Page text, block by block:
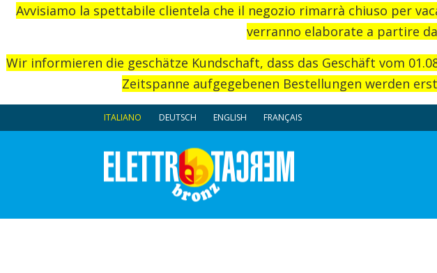
Avvisiamo la spettabile clientela che il negozio rimarrà chiuso per
verranno elaborate a partire
Wir informieren die geschätze Kundschaft, dass das Geschäft vom
Zeitspanne aufgegebenen Bestellungen werden
ITALIANO DEUTSCH ENGLISH FRANÇAIS